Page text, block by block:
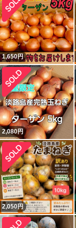
1,650円
2,080円
2,050円